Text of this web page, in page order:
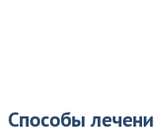
Способы